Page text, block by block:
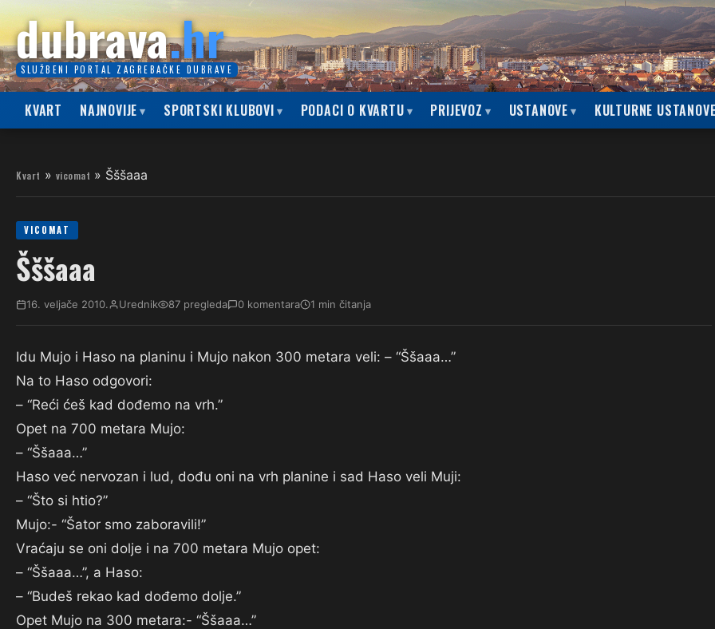
dubrava.hr
SLUŽBENI PORTAL ZAGREBAČKE DUBRAVE
KVART NAJNOVIJE SPORTSKI KLUBOVI PODACI O KVARTU PRIJEVOZ USTANOVE KULTURNE USTANOVE
Kvart » vicomat » Šššaaa
VICOMAT
Šššaaa
16. veljače 2010. Urednik 87 pregleda 0 komentara 1 min čitanja
Idu Mujo i Haso na planinu i Mujo nakon 300 metara veli: – “Ššaaa…”
Na to Haso odgovori:
– “Reći ćeš kad dođemo na vrh.”
Opet na 700 metara Mujo:
– “Ššaaa…”
Haso već nervozan i lud, dođu oni na vrh planine i sad Haso veli Muji:
– “Što si htio?”
Mujo:- “Šator smo zaboravili!”
Vraćaju se oni dolje i na 700 metara Mujo opet:
– “Ššaaa…”, a Haso:
– “Budeš rekao kad dođemo dolje.”
Opet Mujo na 300 metara:- “Ššaaa…”